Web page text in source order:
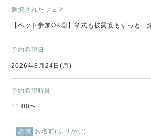
選択されたフェア
【ペット参加OK◎】挙式も披露宴もずっと一
予約希望日
2026年8月24日(月)
予約希望時間
11:00〜
必須 お名前(ふりがな)